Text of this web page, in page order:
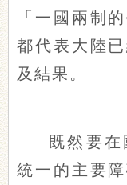
「一國兩制
都代表大陸
及結果。
既然要在
統一的主要